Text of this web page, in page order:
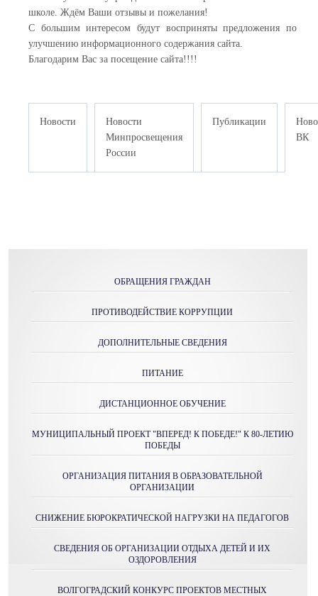
школе. Ждём Ваши отзывы и пожелания!
С большим интересом будут восприняты предложения по
улучшению информационного содержания сайта.
Благодарим Вас за посещение сайта!!!!
Новости
Новости
Минпросвещения
России
Публикации
ВК
ОБРАЩЕНИЯ ГРАЖДАН
ПРОТИВОДЕЙСТВИЕ КОРРУПЦИИ
ДОПОЛНИТЕЛЬНЫЕ СВЕДЕНИЯ
ПИТАНИЕ
ДИСТАНЦИОННОЕ ОБУЧЕНИЕ
МУНИЦИПАЛЬНЫЙ ПРОЕКТ "ВПЕРЕД! К ПОБЕДЕ!" К 80-ЛЕТИЮ
ПОБЕДЫ
ОРГАНИЗАЦИЯ ПИТАНИЯ В ОБРАЗОВАТЕЛЬНОЙ
ОРГАНИЗАЦИИ
СНИЖЕНИЕ БЮРОКРАТИЧЕСКОЙ НАГРУЗКИ НА ПЕДАГОГОВ
СВЕДЕНИЯ ОБ ОРГАНИЗАЦИИ ОТДЫХА ДЕТЕЙ И ИХ
ОЗДОРОВЛЕНИЯ
ВОЛГОГРАДСКИЙ КОНКУРС ПРОЕКТОВ МЕСТНЫХ